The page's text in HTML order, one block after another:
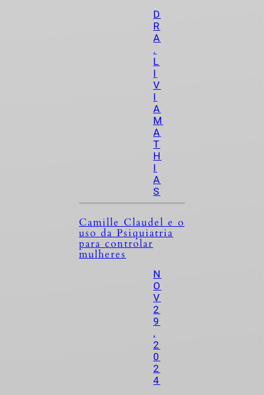
D
R
A
.
L
I
V
I
A
M
A
T
H
I
A
S
Camille Claudel e o
uso da Psiquiatria
para controlar
mulheres
N
O
V
2
9
,
2
0
2
4